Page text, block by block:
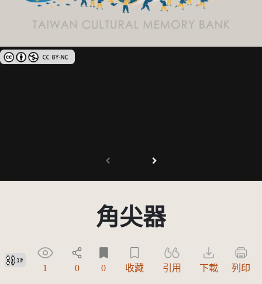
創用CC姓名標示-非商業性 3.0 台灣及其後版本(CC BY-NC 3.0 TW +)
角尖器
創用CC姓名標示 3.0 台灣及其後版本(CC BY 3.0 TW +)
1 0 0 收藏 引用 下載 列印